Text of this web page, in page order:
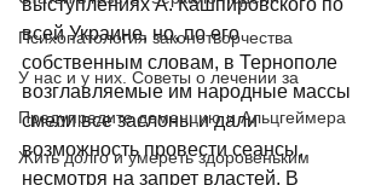
Психопатология законотворчества
У нас и у них. Советы о лечении за
Предупредите деменцию и Альцгеймера
Жить долго и умереть здоровеньким
выступлениях А. Кашпировского по
всей Украине, но, по его
собственным словам, в Тернополе
возглавляемые им народные массы
смели все заслоны и дали
возможность провести сеансы,
несмотря на запрет властей. В